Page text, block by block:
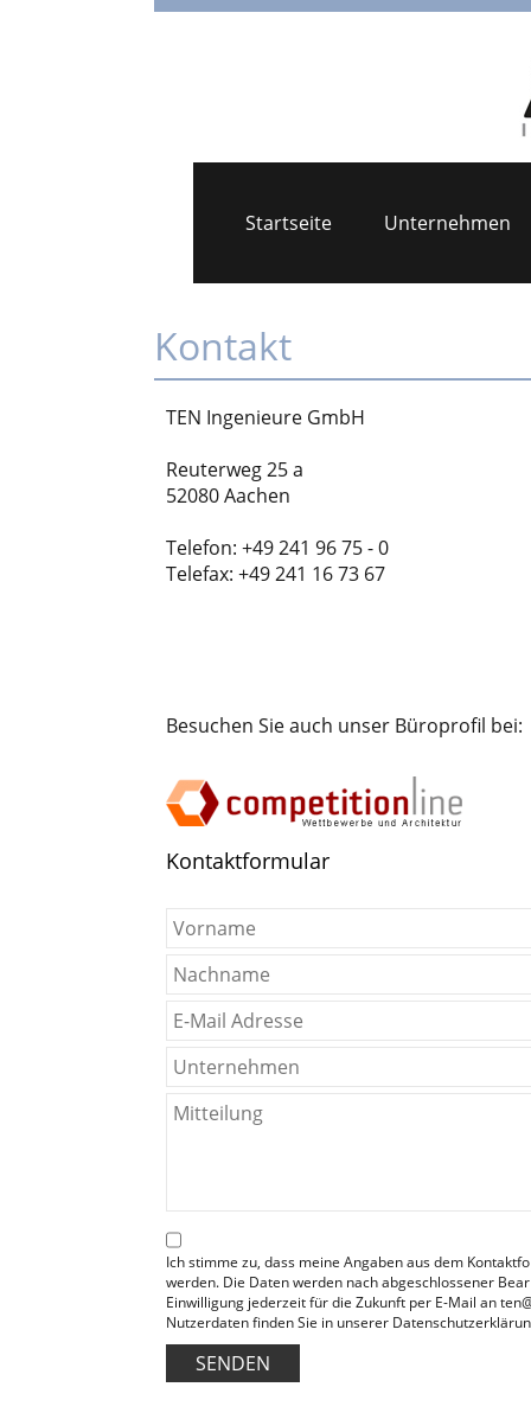
Startseite Unternehmen
Kontakt
TEN Ingenieure GmbH
Reuterweg 25 a
52080 Aachen
Telefon: +49 241 96 75 - 0
Telefax: +49 241 16 73 67
Besuchen Sie auch unser Büroprofil bei:
Kontaktformular
Ich stimme zu, dass meine Angaben aus dem
werden. Die Daten werden nach abgeschlossener
Einwilligung jederzeit für die Zukunft per E-Mail an
Nutzerdaten finden Sie in unserer
SENDEN